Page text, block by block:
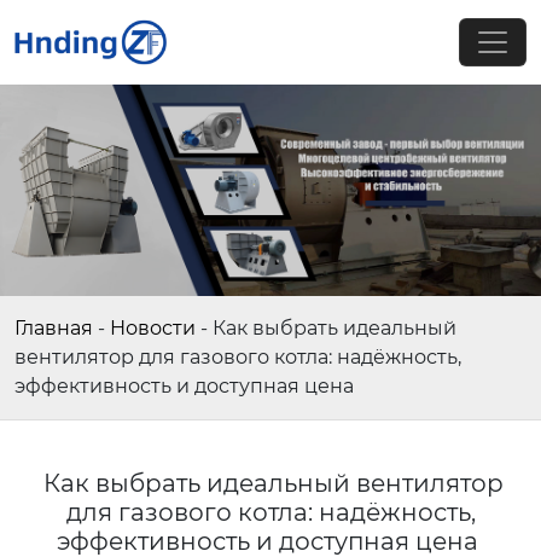
Главная - Новости - Как выбрать идеальный
вентилятор для газового котла: надёжность,
эффективность и доступная цена
Как выбрать идеальный вентилятор
для газового котла: надёжность,
эффективность и доступная цена